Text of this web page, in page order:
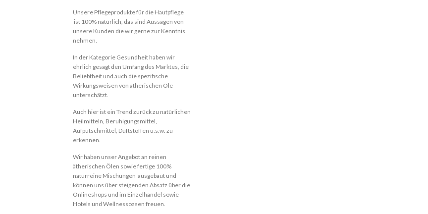
Unsere Pflegeprodukte für die Hautpflege
ist 100% natürlich, das sind Aussagen von
unsere Kunden die wir gerne zur Kenntnis
nehmen.
In der Kategorie Gesundheit haben wir
ehrlich gesagt den Umfang des Marktes, die
Beliebtheit und auch die spezifische
Wirkungsweisen von ätherischen Öle
unterschätzt.
Auch hier ist ein Trend zurück zu natürlichen
Heilmitteln, Beruhigungsmittel,
Aufputschmittel, Duftstoffen u.s.w. zu
erkennen.
Wir haben unser Angebot an reinen
ätherischen Ölen sowie fertige 100%
naturreine Mischungen ausgebaut und
können uns über steigenden Absatz über die
Onlineshops und im Einzelhandel sowie
Hotels und Wellnessoasen freuen.